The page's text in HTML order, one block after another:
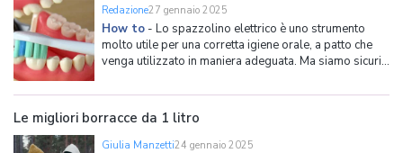
Redazione27 gennaio 2025
How to - Lo spazzolino elettrico è uno strumento
molto utile per una corretta igiene orale, a patto che
venga utilizzato in maniera adeguata. Ma siamo sicuri
elettrico? In questa rubrica ci occupiamo di spiegarvi
come usare qualsiasi tipo di spazzolino
Le migliori borracce da 1 litro
Giulia Manzetti24 gennaio 2025